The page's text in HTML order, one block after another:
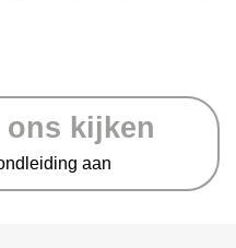
kijken
aan